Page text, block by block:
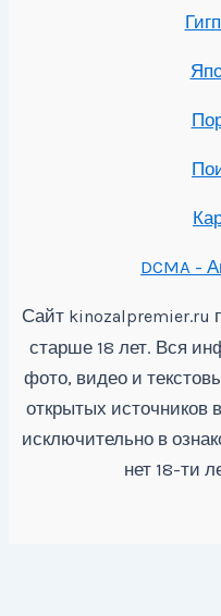
DCMA -
Сайт kinozalpremier.ru
старше 18 лет. Вся
фото, видео и
открытых источников
исключительно в
нет 18-ти